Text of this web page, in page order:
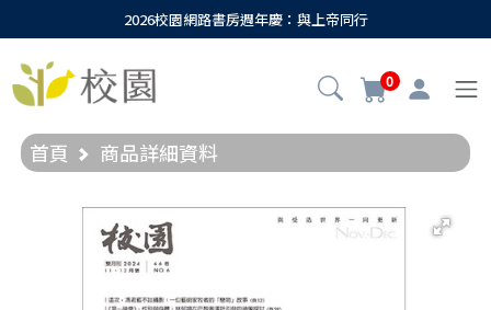
2026校園網路書房週年慶：與上帝同行
0
首頁 商品詳細資料